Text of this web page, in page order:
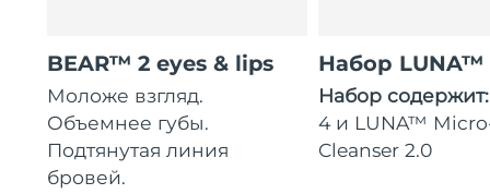
BEAR™ 2 eyes & lips
Моложе взгляд.
Объемнее губы.
Подтянутая линия
бровей.
Набор LUNA™
Набор
4 и LUNA™
Cleanser 2.0